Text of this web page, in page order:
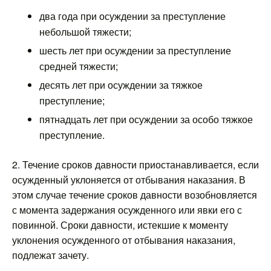
два года при осуждении за преступление
небольшой тяжести;
шесть лет при осуждении за преступление
средней тяжести;
десять лет при осуждении за тяжкое
преступление;
пятнадцать лет при осуждении за особо тяжкое
преступление.
2. Течение сроков давности приостанавливается, если
осужденный уклоняется от отбывания наказания. В
этом случае течение сроков давности возобновляется
с момента задержания осужденного или явки его с
повинной. Сроки давности, истекшие к моменту
уклонения осужденного от отбывания наказания,
подлежат зачету.